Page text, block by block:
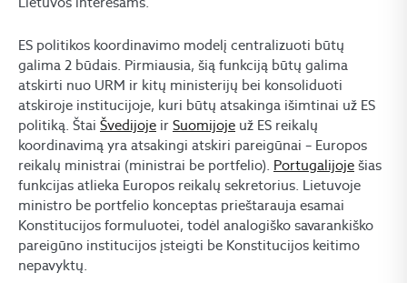
ES politikos koordinavimo modelį centralizuoti būtų
galima 2 būdais. Pirmiausia, šią funkciją būtų galima
atskirti nuo URM ir kitų ministerijų bei konsoliduoti
atskiroje institucijoje, kuri būtų atsakinga išimtinai už ES
politiką. Štai Švedijoje ir Suomijoje už ES reikalų
koordinavimą yra atsakingi atskiri pareigūnai – Europos
reikalų ministrai (ministrai be portfelio). Portugalijoje šias
funkcijas atlieka Europos reikalų sekretorius. Lietuvoje
ministro be portfelio konceptas prieštarauja esamai
Konstitucijos formuluotei, todėl analogiško savarankiško
pareigūno institucijos įsteigti be Konstitucijos keitimo
nepavyktų.